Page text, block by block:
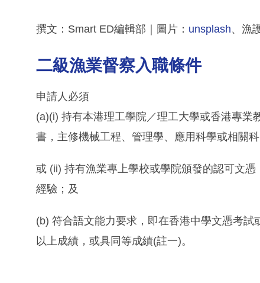
撰文：Smart ED編輯部｜圖片： unsplash、漁
二級漁業督察入職條件
申請人必須
(a)(i) 持有本港理工學院／理工大學或香港專
書，主修機械工程、管理學、應用科學或相關
或 (ii) 持有漁業專上學校或學院頒發的認可文
經驗；及
(b) 符合語文能力要求，即在香港中學文憑考
以上成績，或具同等成績(註一)。